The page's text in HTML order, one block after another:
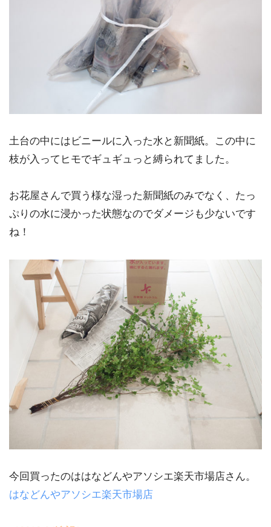
土台の中にはビニールに入った水と新聞紙。この中に
枝が入ってヒモでギュギュっと縛られてました。
お花屋さんで買う様な湿った新聞紙のみでなく、たっ
ぷりの水に浸かった状態なのでダメージも少ないです
ね！
今回買ったのははなどんやアソシエ楽天市場店さん。
はなどんやアソシエ楽天市場店